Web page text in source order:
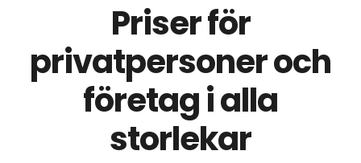
Priser för
privatpersoner och
företag i alla
storlekar